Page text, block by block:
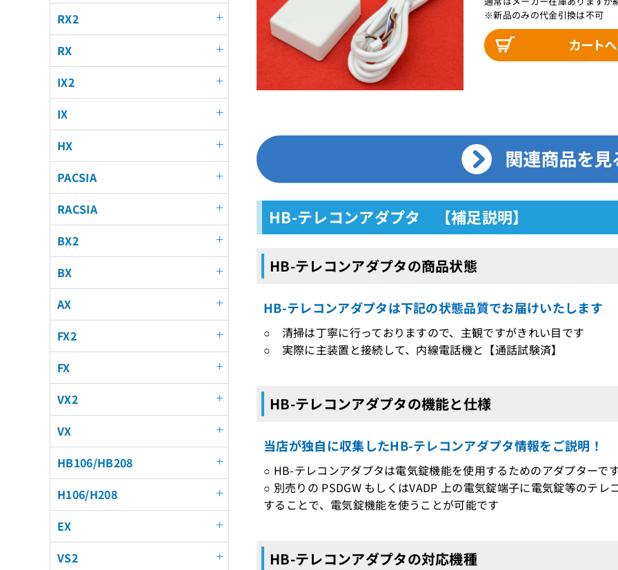
※新品のみの代金引換は不可
HB-テレコンアダプタ 【補足説明】
HB-テレコンアダプタの商品状態
HB-テレコンアダプタは下記の状態品質でお届けいたします
○ 清掃は丁寧に行っておりますので、主観ですがきれい目です
○ 実際に主装置と接続して、内線電話機と【通話試験済】
HB-テレコンアダプタの機能と仕様
当店が独自に収集したHB-テレコンアダプタ情報をご説明！
○ HB-テレコンアダプタは電気錠機能を使用するためのアダプターで
○ 別売りの PSDGW もしくはVADP 上の電気錠端子に電気錠等のテ
することで、電気錠機能を使うことが可能です
HB-テレコンアダプタの対応機種
RX2
RX
IX2
IX
HX
PACSIA
RACSIA
BX2
BX
AX
FX2
FX
VX2
VX
HB106/HB208
H106/H208
EX
VS2